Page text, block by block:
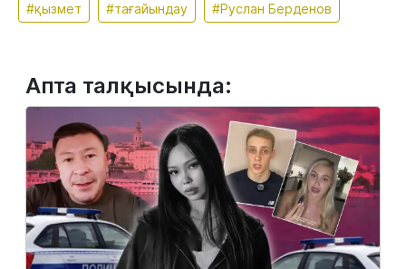
#қызмет #тағайындау #Руслан Берденов
Апта талқысында: